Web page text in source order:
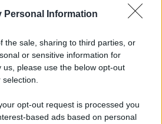
Personal Information
the sale, sharing to third parties, or
or sensitive information for
please use the below opt-out
opt-out request is processed you
based ads based on personal